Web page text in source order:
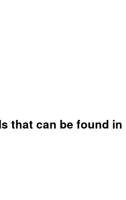
that can be found in